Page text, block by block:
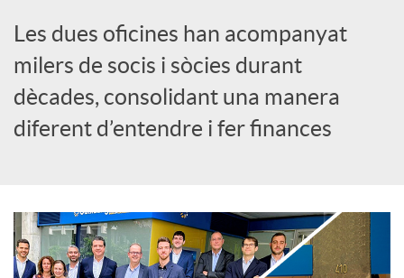
d
o
r
e
Les dues oficines han acompanyat
milers de socis i sòcies durant
dècades, consolidant una manera
diferent d’entendre i fer finances